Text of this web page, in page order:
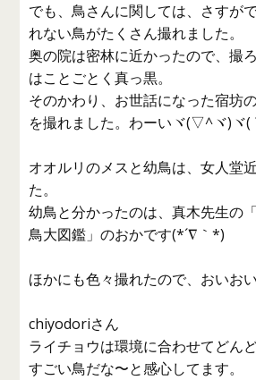
でも、鳥さんに関しては、さすが
れない鳥がたくさん撮れました。
奥の院は密林に近かったので、撮
はことごとく真っ黒。
そのかわり、お世話になった宿坊
を撮れました。わーいヾ(▽^ヾ)ヾ(
オオルリのメスと幼鳥は、女人堂
た。
幼鳥と分かったのは、真木先生の
鳥大図鑑」のおかです(*´∇｀*)
ほかにも色々撮れたので、おいお
chiyodoriさん
ライチョウは環境に合わせてどん
すごい鳥だな〜と感心してます。